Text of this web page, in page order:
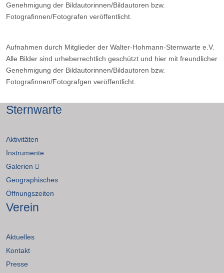
Genehmigung der Bildautorinnen/Bildautoren bzw.
Fotografinnen/Fotografen veröffentlicht.
Aufnahmen durch Mitglieder der Walter-Hohmann-Sternwarte e.V.
Alle Bilder sind urheberrechtlich geschützt und hier mit freundlicher
Genehmigung der Bildautorinnen/Bildautoren bzw.
Fotografinnen/Fotografgen veröffentlicht.
Sternwarte
Aktivitäten
Instrumente
Galerien
Geographisches
Öffnungszeiten
Verein
Aktuelles
Kontakt
Presse